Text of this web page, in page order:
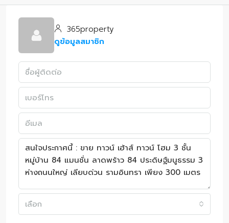
365property
ดูข้อมูลสมาชิก
เลือก